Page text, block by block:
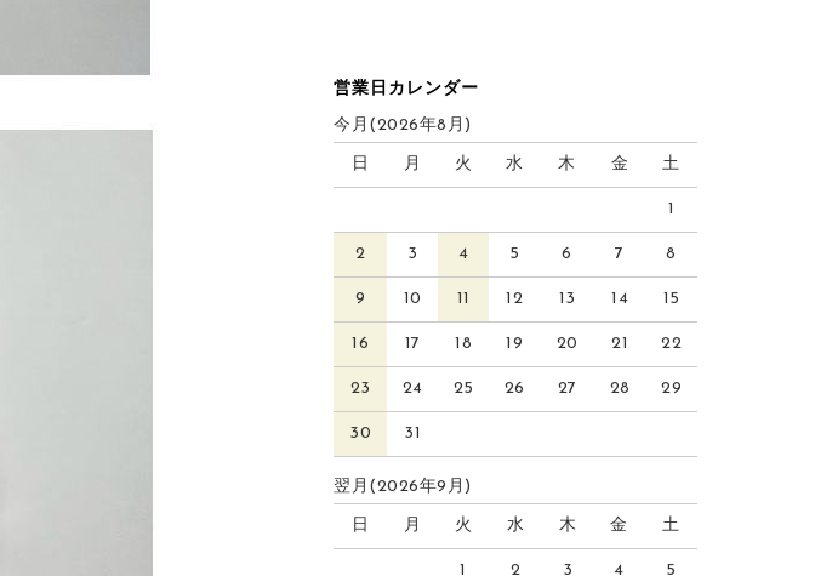
営業日カレンダー
今月(2026年8月)
日 月 火 水 木 金 土
1
2 3 4 5 6 7 8
9 10 11 12 13 14 15
16 17 18 19 20 21 22
23 24 25 26 27 28 29
30 31
翌月(2026年9月)
日 月 火 水 木 金 土
1 2 3 4 5